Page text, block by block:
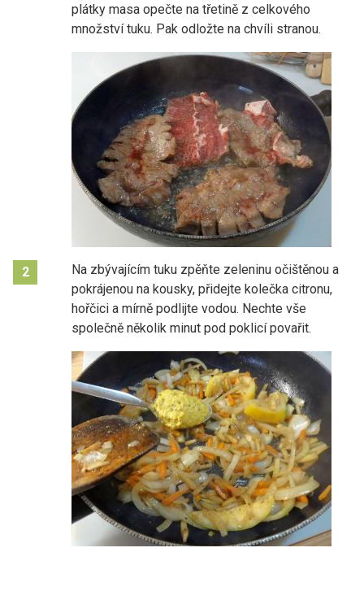
plátky masa opečte na třetině z celkového
množství tuku. Pak odložte na chvíli stranou.
2
Na zbývajícím tuku zpěňte zeleninu očištěnou a
pokrájenou na kousky, přidejte kolečka citronu,
hořčici a mírně podlijte vodou. Nechte vše
společně několik minut pod poklicí povařit.